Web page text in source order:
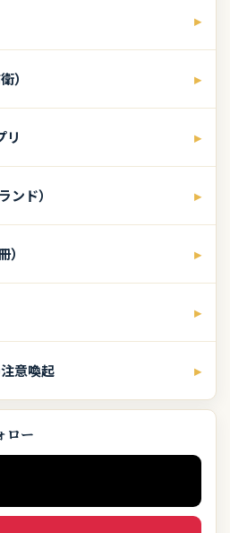
▸
） ▸
リ ▸
ンド） ▸
▸
▸
意喚起 ▸
ロー